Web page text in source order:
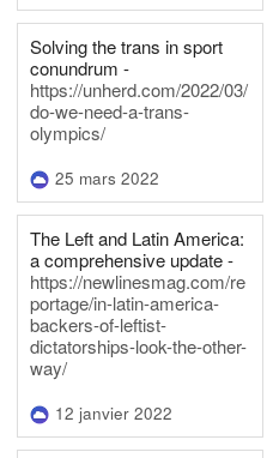
Solving the trans in sport
conundrum -
https://unherd.com/2022/03/
do-we-need-a-trans-
olympics/
25 mars 2022
The Left and Latin America:
a comprehensive update -
https://newlinesmag.com/re
portage/in-latin-america-
backers-of-leftist-
dictatorships-look-the-other-
way/
12 janvier 2022